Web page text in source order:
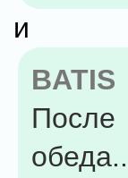
и
BATIS
После